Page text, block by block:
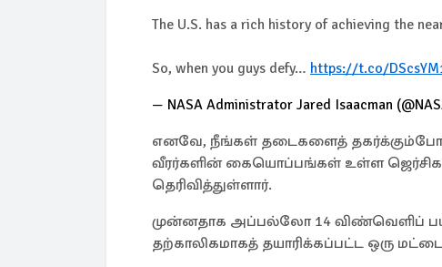
The U.S. has a rich history of achieving the
So, when you guys defy… https://t.co/
— NASA Administrator Jared Isaacman
எனவே, நீங்கள் தடைகளைத்
வீரர்களின் கையொப்பங்கள் உள்ள
தெரிவித்துள்ளார்.
முன்னதாக அப்பல்லோ 14 விண்வெளிப்
தற்காலிகமாகத் தயாரிக்கப்பட்ட ஒரு